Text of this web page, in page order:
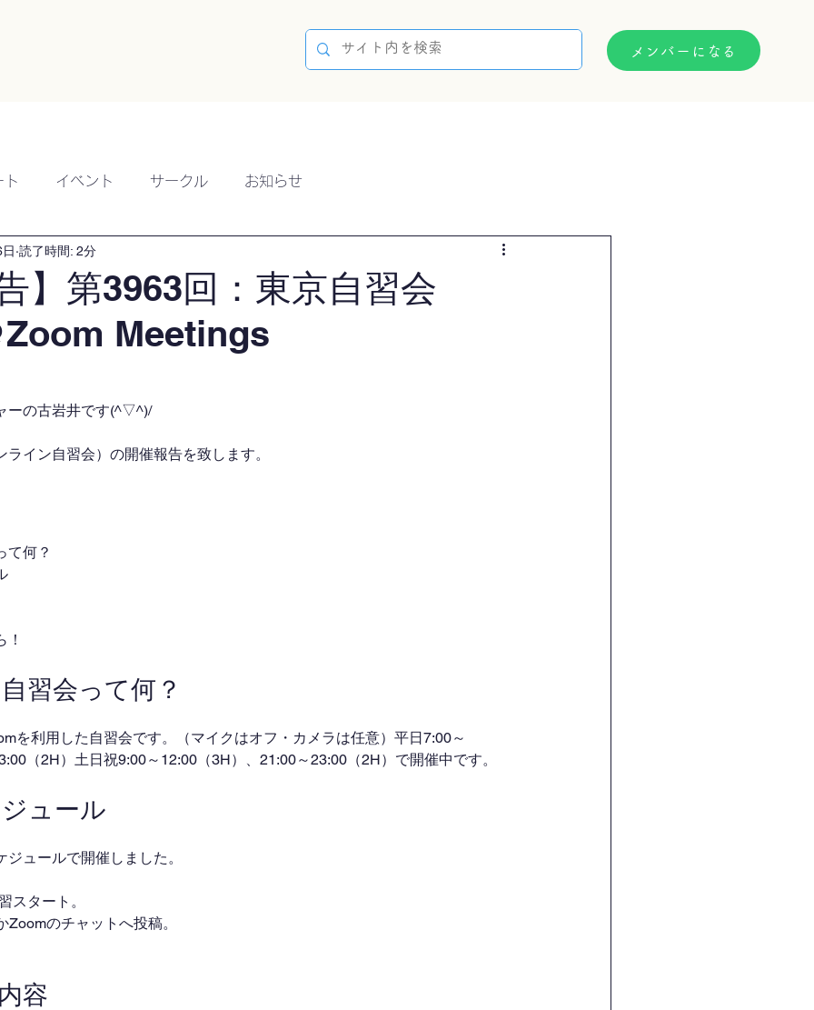
メンバーになる
ト イベント サークル お知らせ
】第3963回：東京自習会
Meetings
読了時間: 2分
ーの古岩井です(^▽^)/
イン自習会）の開催報告を致します。
て何？
習会って何？
を利用した自習会です。（マイクはオフ・カメラは任意）平日7:00～
（2H）土日祝9:00～12:00（3H）、21:00～23:00（2H）で開催中です。
ュール
ュールで開催しました。
スタート。
のチャットへ投稿。
容